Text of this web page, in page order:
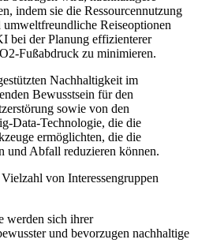
indem sie die Ressourcennutzung
Reiseoptionen
bei der Planung effizienterer
Fußabdruck zu minimieren.
Nachhaltigkeit im
Bewusstsein für den
sowie von den
Data-Technologie, die die
ermöglichten, die die
und Abfall reduzieren können.
von Interessengruppen
werden sich ihrer
und bevorzugen nachhaltige